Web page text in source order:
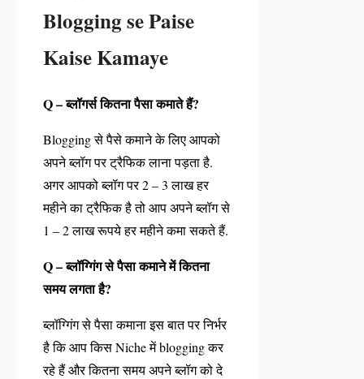
Blogging se Paise
Kaise Kamaye
Q – ब्लॉगर्स कितना पैसा कमाते हैं?
Blogging से पैसे कमाने के लिए आपको
अपने ब्लॉग पर ट्रैफिक लाना पड़ता है.
अगर आपको ब्लॉग पर 2 – 3 लाख हर
महीने का ट्रैफिक है तो आप अपने ब्लॉग से
1 – 2 लाख रूपये हर महीने कमा सकते हैं.
Q – ब्लॉग्गिंग से पैसा कमाने में कितना
समय लगता है?
ब्लॉग्गिंग से पैसा कमाना इस बात पर निर्भर
है कि आप किस Niche में blogging कर
रहे हैं और कितना समय अपने ब्लॉग को दे